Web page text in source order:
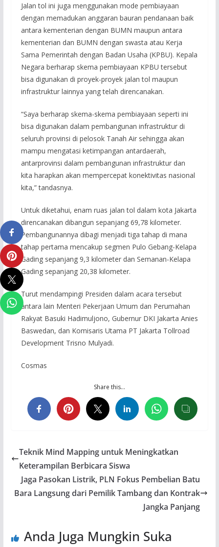
Jalan tol ini juga menggunakan mode pembiayaan
dengan memadukan anggaran bauran pendanaan baik
antara kementerian dengan BUMN maupun antara
kementerian dan BUMN dengan swasta atau Kerja
Sama Pemerintah dengan Badan Usaha (KPBU). Kepala
Negara berharap skema pembiayaan KPBU tersebut
bisa digunakan di proyek-proyek jalan tol maupun
infrastruktur lainnya yang telah direncanakan.
“Saya berharap skema-skema pembiayaan seperti ini
bisa digunakan dalam pembangunan infrastruktur di
seluruh provinsi di pelosok Tanah Air sehingga akan
mampu mengatasi ketimpangan antardaerah,
antarprovinsi dalam pembangunan infrastruktur dan
kita harapkan akan mempercepat konektivitas nasional
kita,” tandasnya.
Untuk diketahui, enam ruas jalan tol dalam kota Jakarta
direncanakan dibangun sepanjang 69,78 kilometer.
Pembangunannya dibagi menjadi tiga tahap di mana
tahap pertama mencakup segmen Pulo Gebang-Kelapa
Gading sepanjang 9,3 kilometer dan Semanan-Kelapa
Gading sepanjang 20,38 kilometer.
Turut mendampingi Presiden dalam acara tersebut
antara lain Menteri Pekerjaan Umum dan Perumahan
Rakyat Basuki Hadimuljono, Gubernur DKI Jakarta Anies
Baswedan, dan Komisaris Utama PT Jakarta Tollroad
Development Trisno Mulyadi.
Cosmas
Share this…
Teknik Mind Mapping untuk Meningkatkan
Keterampilan Berbicara Siswa
Jaga Pasokan Listrik, PLN Fokus Pembelian Batu
Bara Langsung dari Pemilik Tambang dan Kontrak
Jangka Panjang
Anda Juga Mungkin Suka